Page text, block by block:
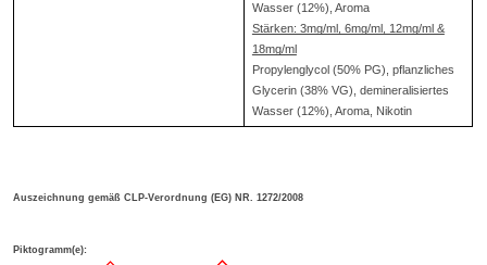
Wasser (12%), Aroma
Stärken: 3mg/ml, 6mg/ml, 12mg/ml &
18mg/ml
Propylenglycol (50% PG), pflanzliches
Glycerin (38% VG), demineralisiertes
Wasser (12%), Aroma, Nikotin
Auszeichnung gemäß CLP-Verordnung (EG) NR. 1272/2008
Piktogramm(e):